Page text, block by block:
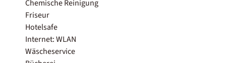
Chemische Reinigung
Friseur
Hotelsafe
Internet: WLAN
Wäscheservice